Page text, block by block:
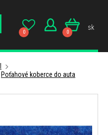
0 0
sk
Poťahové koberce do auta